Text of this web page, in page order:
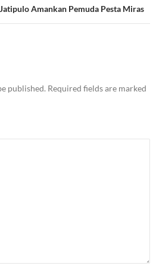
Amankan Pemuda Pesta Miras
published. Required fields are marked